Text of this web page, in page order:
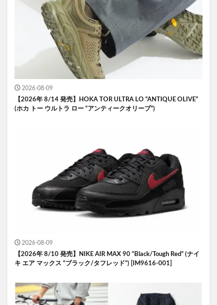
2026-08-09
【2026年 8/14 発売】HOKA TOR ULTRA LO “ANTIQUE OLIVE”
(ホカ トー ウルトラ ロー “アンティークオリーブ”)
2026-08-09
【2026年 8/10 発売】NIKE AIR MAX 90 “Black/Tough Red” (ナイ
キ エア マックス “ブラック/タフレッド”) [IM9616-001]